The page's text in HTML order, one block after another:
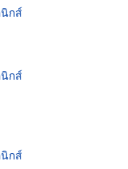
กส์
กส์
กส์